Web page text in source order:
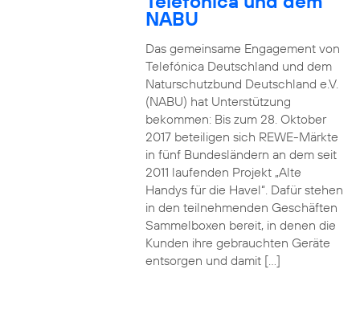
NABU
Das gemeinsame Engagement von
Telefónica Deutschland und dem
Naturschutzbund Deutschland e.V.
(NABU) hat Unterstützung
bekommen: Bis zum 28. Oktober
2017 beteiligen sich REWE-Märkte
in fünf Bundesländern an dem seit
2011 laufenden Projekt „Alte
Handys für die Havel“. Dafür stehen
in den teilnehmenden Geschäften
Sammelboxen bereit, in denen die
Kunden ihre gebrauchten Geräte
entsorgen und damit […]